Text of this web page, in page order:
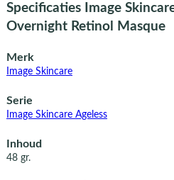
Specificaties Image
Overnight Retinol Masque
Merk
Image Skincare
Serie
Image Skincare Ageless
Inhoud
48 gr.